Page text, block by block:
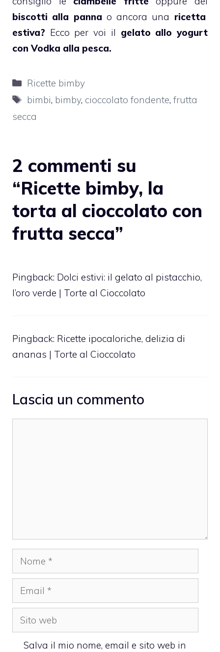
biscotti alla panna o ancora una ricetta
estiva? Ecco per voi il gelato allo yogurt
con Vodka alla pesca.
Categorie
Ricette bimby
Tag
bimbi, bimby, cioccolato fondente,frutta
secca
2 commenti su
“Ricette bimby, la
torta al cioccolato con
frutta secca”
Pingback: Dolci estivi: il gelato al pistacchio,
l’oro verde | Torte al Cioccolato
Pingback: Ricette ipocaloriche, delizia di
ananas | Torte al Cioccolato
Lascia un commento
Nome
Email
Sito
web
Salva il mio nome, email e sito web in